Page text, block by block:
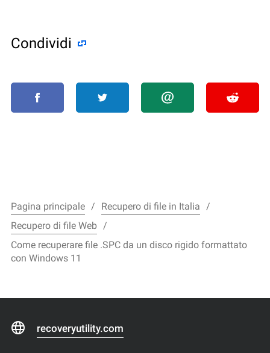
Condividi
Pagina principale
Recupero di file in Italia
Recupero di file Web
Come recuperare file .SPC da un disco rigido formattato
con Windows 11
recoveryutility.com